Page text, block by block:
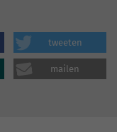
tweeten
mailen